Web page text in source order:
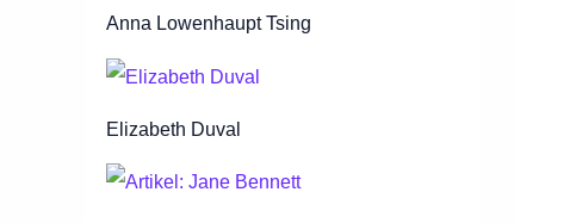
Anna Lowenhaupt Tsing
Elizabeth Duval